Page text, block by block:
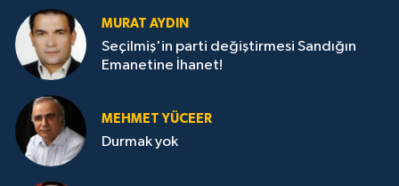
MURAT AYDIN
Seçilmiş'in parti değiştirmesi Sandığın
Emanetine İhanet!
MEHMET YÜCEER
Durmak yok